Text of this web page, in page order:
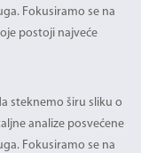
Fokusiramo se na
postoji najveće
steknemo širu sliku o
analize posvećene
Fokusiramo se na